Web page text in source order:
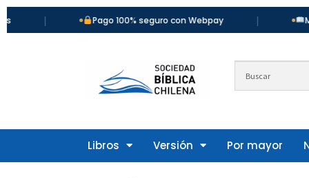
Pago 100% seguro con Webpay | Más
Libros Versión Por mayor